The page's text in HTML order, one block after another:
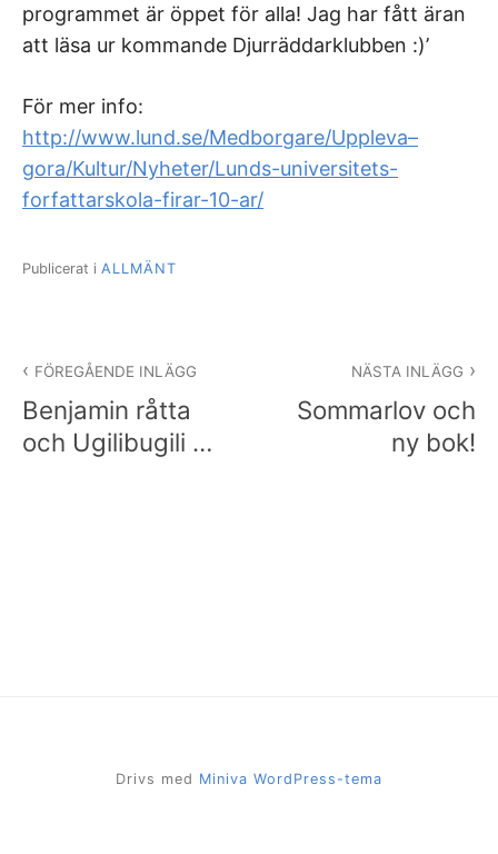
programmet är öppet för alla! Jag har fått äran
att läsa ur kommande Djurräddarklubben :)’
För mer info:
http://www.lund.se/Medborgare/Uppleva–
gora/Kultur/Nyheter/Lunds-universitets-
forfattarskola-firar-10-ar/
Publicerat i ALLMÄNT
FÖREGÅENDE INLÄGG
Benjamin råtta
och Ugilibugili …
NÄSTA INLÄGG
Sommarlov och
ny bok!
Drivs med Miniva WordPress-tema